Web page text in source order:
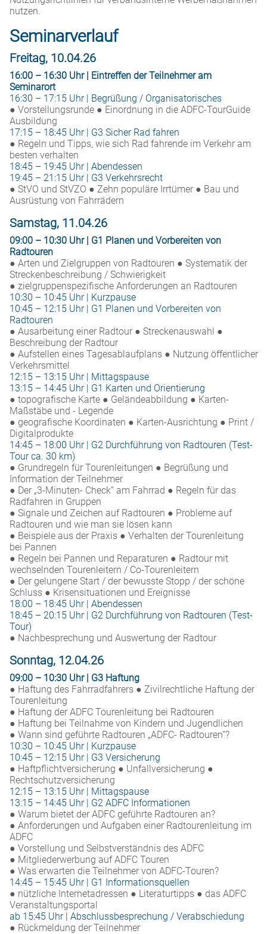
nutzen.
Seminarverlauf
Freitag, 10.04.26
16:00 – 16:30 Uhr | Eintreffen der Teilnehmer am
Seminarort
16:30 – 17:15 Uhr | Begrüßung / Organisatorisches
● Vorstellungsrunde ● Einordnung in die ADFC-TourGuide
Ausbildung
17:15 – 18:45 Uhr | G3 Sicher Rad fahren
● Regeln und Tipps, wie sich Rad fahrende im Verkehr am
besten verhalten
18:45 – 19:45 Uhr | Abendessen
19:45 – 21:15 Uhr | G3 Verkehrsrecht
● StVO und StVZO ● Zehn populäre Irrtümer ● Bau und
Ausrüstung von Fahrrädern
Samstag, 11.04.26
09:00 – 10:30 Uhr | G1 Planen und Vorbereiten von
Radtouren
● Arten und Zielgruppen von Radtouren ● Systematik der
Streckenbeschreibung / Schwierigkeit
● zielgruppenspezifische Anforderungen an Radtouren
10:30 – 10:45 Uhr | Kurzpause
10:45 – 12:15 Uhr | G1 Planen und Vorbereiten von
Radtouren
● Ausarbeitung einer Radtour ● Streckenauswahl ●
Beschreibung der Radtour
● Aufstellen eines Tagesablaufplans ● Nutzung öffentlicher
Verkehrsmittel
12:15 – 13:15 Uhr | Mittagspause
13:15 – 14:45 Uhr | G1 Karten und Orientierung
● topografische Karte ● Geländeabbildung ● Karten-
Maßstäbe und - Legende
● geografische Koordinaten ● Karten-Ausrichtung ● Print /
Digitalprodukte
14:45 – 18:00 Uhr | G2 Durchführung von Radtouren (Test-
Tour ca. 30 km)
● Grundregeln für Tourenleitungen ● Begrüßung und
Information der Teilnehmer
● Der „3-Minuten- Check“ am Fahrrad ● Regeln für das
Radfahren in Gruppen
● Signale und Zeichen auf Radtouren ● Probleme auf
Radtouren und wie man sie lösen kann
● Beispiele aus der Praxis ● Verhalten der Tourenleitung
bei Pannen
● Regeln bei Pannen und Reparaturen ● Radtour mit
wechselnden Tourenleitern / Co-Tourenleitern
● Der gelungene Start / der bewusste Stopp / der schöne
Schluss ● Krisensituationen und Ereignisse
18:00 – 18:45 Uhr | Abendessen
18:45 – 20:15 Uhr | G2 Durchführung von Radtouren (Test-
Tour)
● Nachbesprechung und Auswertung der Radtour
Sonntag, 12.04.26
09:00 – 10:30 Uhr | G3 Haftung
● Haftung des Fahrradfahrers ● Zivilrechtliche Haftung der
Tourenleitung
● Haftung der ADFC Tourenleitung bei Radtouren
● Haftung bei Teilnahme von Kindern und Jugendlichen
● Wann sind geführte Radtouren „ADFC- Radtouren“?
10:30 – 10:45 Uhr | Kurzpause
10:45 – 12:15 Uhr | G3 Versicherung
● Haftpflichtversicherung ● Unfallversicherung ●
Rechtschutzversicherung
12:15 – 13:15 Uhr | Mittagspause
13:15 – 14:45 Uhr | G2 ADFC Informationen
● Warum bietet der ADFC geführte Radtouren an?
● Anforderungen und Aufgaben einer Radtourenleitung im
ADFC
● Vorstellung und Selbstverständnis des ADFC
● Mitgliederwerbung auf ADFC Touren
● Was erwarten die Teilnehmer von ADFC-Touren?
14:45 – 15:45 Uhr | G1 Informationsquellen
● nützliche Internetadressen ● Literaturtipps ● das ADFC
Veranstaltungsportal
ab 15:45 Uhr | Abschlussbesprechung / Verabschiedung
● Rückmeldung der Teilnehmer